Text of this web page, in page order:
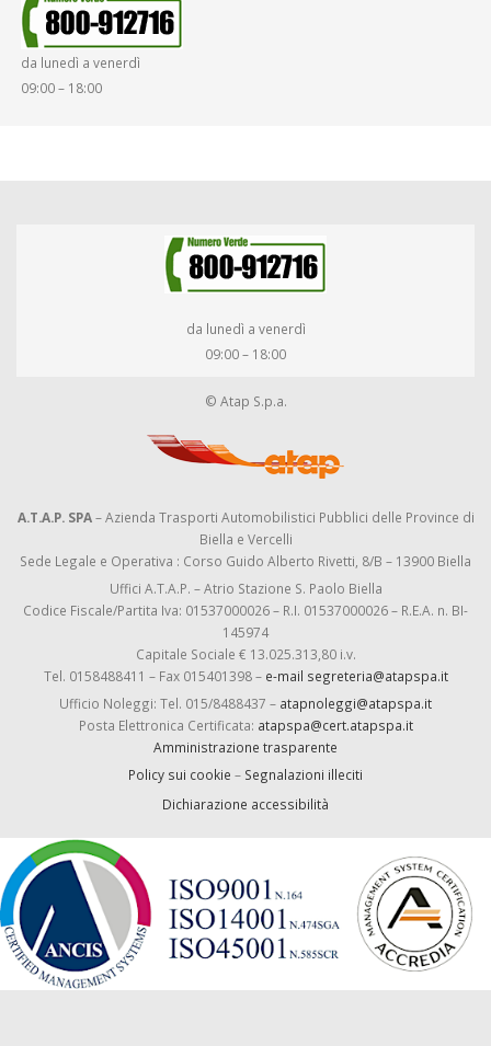
da lunedì a venerdì
09:00 – 18:00
da lunedì a venerdì
09:00 – 18:00
© Atap S.p.a.
A.T.A.P. SPA– Azienda Trasporti Automobilistici Pubblici delle Province di
Biella e Vercelli
Sede Legale e Operativa : Corso Guido Alberto Rivetti, 8/B – 13900 Biella
Uffici A.T.A.P. – Atrio Stazione S. Paolo Biella
Codice Fiscale/Partita Iva: 01537000026 – R.I. 01537000026 – R.E.A. n. BI-
145974
Capitale Sociale € 13.025.313,80 i.v.
Tel. 0158488411 – Fax 015401398 – e-mail segreteria@atapspa.it
Ufficio Noleggi: Tel. 015/8488437 – atapnoleggi@atapspa.it
Posta Elettronica Certificata: atapspa@cert.atapspa.it
Amministrazione trasparente
Policy sui cookie – Segnalazioni illeciti
Dichiarazione accessibilità